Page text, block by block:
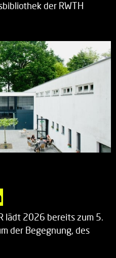
der RWTH
lädt 2026 bereits zum 5.
der Begegnung, des